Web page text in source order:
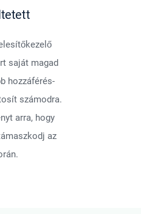
saját magad
hozzáférés-
számodra.
arra, hogy
az